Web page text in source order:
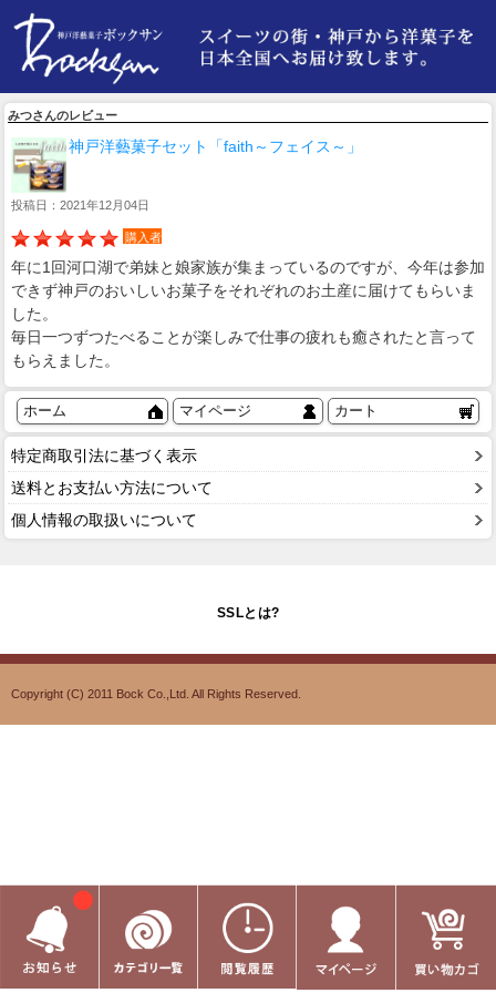
みつさんのレビュー
神戸洋藝菓子セット「faith～フェイス～」
投稿日：2021年12月04日
購入者
年に1回河口湖で弟妹と娘家族が集まっているのですが、今年は参加
できず神戸のおいしいお菓子をそれぞれのお土産に届けてもらいま
した。
毎日一つずつたべることが楽しみで仕事の疲れも癒されたと言って
もらえました。
ホーム マイページ カート
特定商取引法に基づく表示
送料とお支払い方法について
個人情報の取扱いについて
SSLとは?
Copyright (C) 2011 Bock Co.,Ltd. All Rights Reserved.